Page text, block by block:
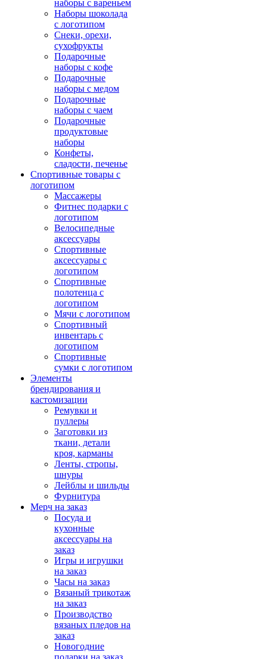
наборы с вареньем
Наборы шоколада
с логотипом
Снеки, орехи,
сухофрукты
Подарочные
наборы с кофе
Подарочные
наборы с медом
Подарочные
наборы с чаем
Подарочные
продуктовые
наборы
Конфеты,
сладости, печенье
Спортивные товары с
логотипом
Массажеры
Фитнес подарки с
логотипом
Велосипедные
аксессуары
Спортивные
аксессуары с
логотипом
Спортивные
полотенца с
логотипом
Мячи с логотипом
Спортивный
инвентарь с
логотипом
Спортивные
сумки с логотипом
Элементы
брендирования и
кастомизации
Ремувки и
пуллеры
Заготовки из
ткани, детали
кроя, карманы
Ленты, стропы,
шнуры
Лейблы и шильды
Фурнитура
Мерч на заказ
Посуда и
кухонные
аксессуары на
заказ
Игры и игрушки
на заказ
Часы на заказ
Вязаный трикотаж
на заказ
Производство
вязаных пледов на
заказ
Новогодние
подарки на заказ